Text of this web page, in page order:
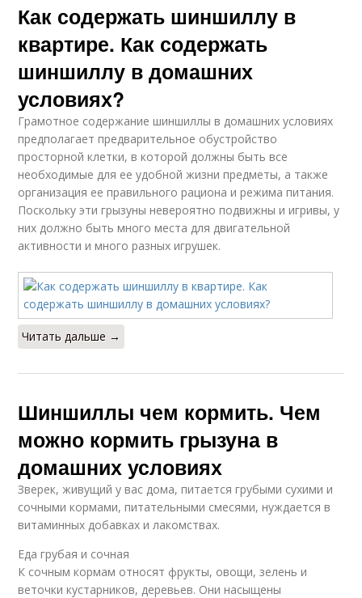
Как содержать шиншиллу в
квартире. Как содержать
шиншиллу в домашних
условиях?
Грамотное содержание шиншиллы в домашних условиях
предполагает предварительное обустройство
просторной клетки, в которой должны быть все
необходимые для ее удобной жизни предметы, а также
организация ее правильного рациона и режима питания.
Поскольку эти грызуны невероятно подвижны и игривы, у
них должно быть много места для двигательной
активности и много разных игрушек.
Читать дальше →
Шиншиллы чем кормить. Чем
можно кормить грызуна в
домашних условиях
Зверек, живущий у вас дома, питается грубыми сухими и
сочными кормами, питательными смесями, нуждается в
витаминных добавках и лакомствах.
Еда грубая и сочная
К сочным кормам относят фрукты, овощи, зелень и
веточки кустарников, деревьев. Они насыщены